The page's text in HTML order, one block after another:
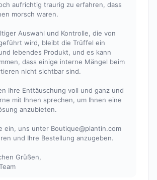
aufrichtig traurig zu erfahren, dass
morsch waren.
Auswahl und Kontrolle, die von
wird, bleibt die Trüffel ein
lebendes Produkt, und es kann
dass einige interne Mängel beim
nicht sichtbar sind.
Ihre Enttäuschung voll und ganz und
mit Ihnen sprechen, um Ihnen eine
anzubieten.
ein, uns unter Boutique@plantin.com
und Ihre Bestellung anzugeben.
Grüßen,